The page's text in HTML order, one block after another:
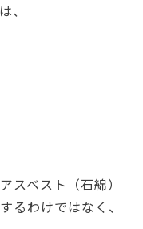
、
スベスト（石綿）
るわけではなく、